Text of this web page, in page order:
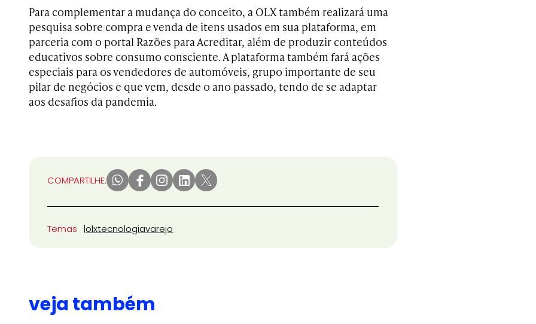
Para complementar a mudança do conceito, a OLX também realizará uma
pesquisa sobre compra e venda de itens usados em sua plataforma, em
parceria com o portal Razões para Acreditar, além de produzir conteúdos
educativos sobre consumo consciente. A plataforma também fará ações
especiais para os vendedores de automóveis, grupo importante de seu
pilar de negócios e que vem, desde o ano passado, tendo de se adaptar
aos desafios da pandemia.
COMPARTILHE:
Temas olxtecnologiavarejo
veja também